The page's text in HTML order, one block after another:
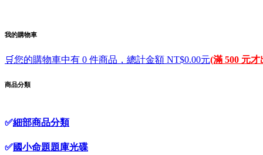
我的購物車
🛒您的購物車中有 0 件商品，總計金額 NT$0.00元(滿 500 元才
商品分類
✅細部商品分類
✅國小命題題庫光碟